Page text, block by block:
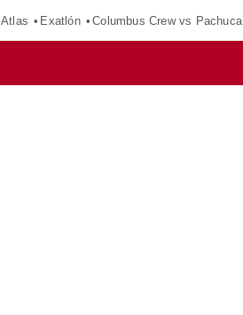
Exatlón Columbus Crew vs Pachuca